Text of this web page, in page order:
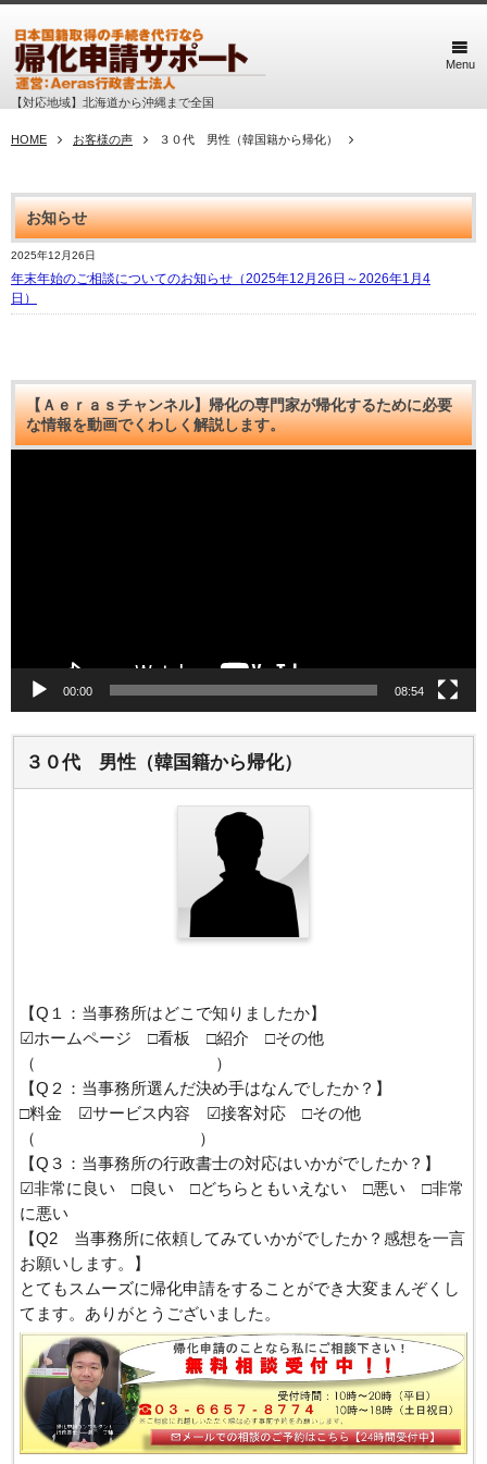
【対応地域】北海道から沖縄まで全国
Menu
HOME お客様の声 ３０代 男性（韓国籍から帰化）
お知らせ
2025年12月26日
年末年始のご相談についてのお知らせ（2025年12月26日～2026年1月4
日）
【Ａｅｒａｓチャンネル】帰化の専門家が帰化するために必要
な情報を動画でくわしく解説します。
00:00 08:54
３０代 男性（韓国籍から帰化）
【Q１：当事務所はどこで知りましたか】
☑ホームページ □看板 □紹介 □その他
（ ）
【Q２：当事務所選んだ決め手はなんでしたか？】
□料金 ☑サービス内容 ☑接客対応 □その他
（ ）
【Q３：当事務所の行政書士の対応はいかがでしたか？】
☑非常に良い □良い □どちらともいえない □悪い □非常
に悪い
【Q2 当事務所に依頼してみていかがでしたか？感想を一言
お願いします。】
とてもスムーズに帰化申請をすることができ大変まんぞくし
てます。ありがとうございました。